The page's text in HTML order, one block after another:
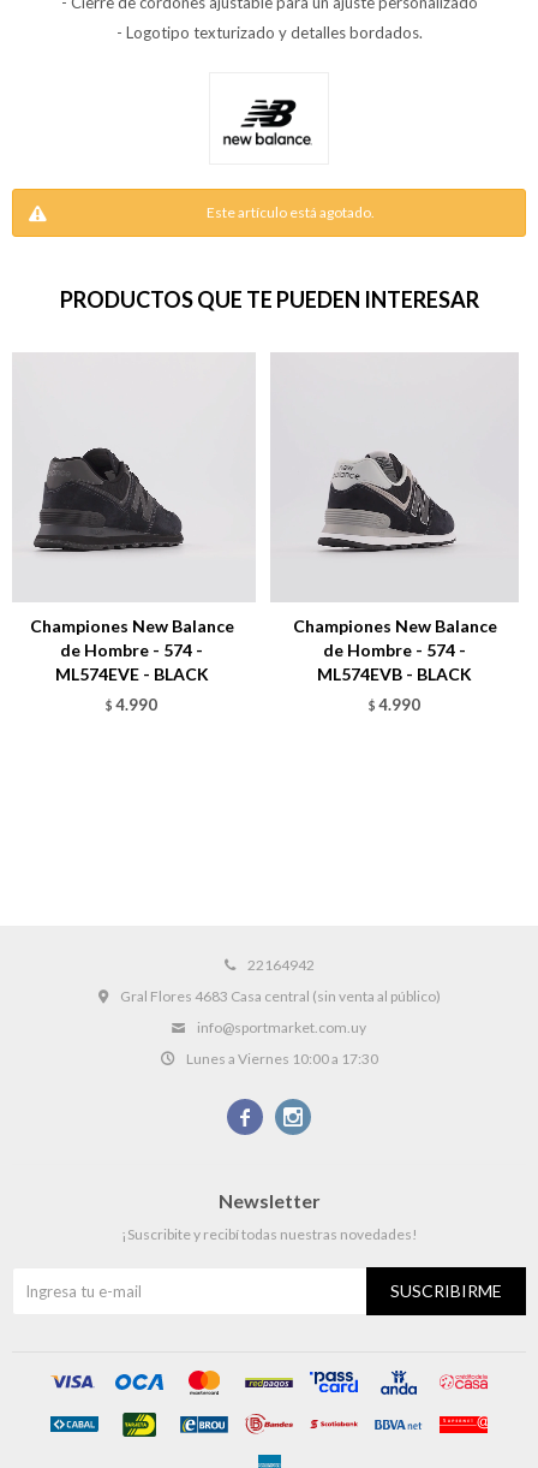
- Logotipo texturizado y detalles bordados.
Este artículo está agotado.
PRODUCTOS QUE TE PUEDEN INTERESAR
Championes New Balance
de Hombre - 574 -
ML574EVE - BLACK
$ 4.990
Championes New Balance
de Hombre - 574 -
ML574EVB - BLACK
$ 4.990
22164942
Gral Flores 4683 Casa central (sin venta al público)
info@sportmarket.com.uy
Lunes a Viernes 10:00 a 17:30
 
Newsletter
¡Suscribite y recibí todas nuestras novedades!
SUSCRIBIRME